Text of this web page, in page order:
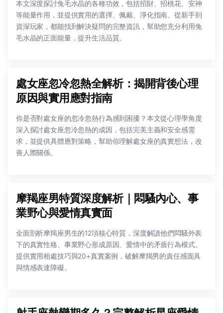
本文深度探討兔毛水晶的各種功效，包括招財、招桃花、安神
等能量作用，並提供實用的選擇、佩戴、淨化指南。從新手到
資深玩家，都能找到解決疑問的完整資訊，幫助您充分利用兔
毛水晶的正面能量，提升生活品質。
處女座忽冷忽熱全解析：揭開背後心理
原因與實用應對指南
你是否對處女座的忽冷忽熱行為感到困擾？本文從心理學角度
深入探討處女座忽冷忽熱的成因，包括完美主義和安全感需
求，並提供具體應對策略，幫助你理解處女座的真實想法，改
善人際關係。
摩羯座男特質深度解析｜悶騷內心、事
業野心與愛情真實面
全面剖析摩羯座男生的12項核心特質，深度解讀他們悶騷外表
下的真實性格、事業野心形成原因、愛情中的矛盾行為模式。
提供實用相處技巧與20+真實案例，破解摩羯男的責任感面具
與情感表達障礙。